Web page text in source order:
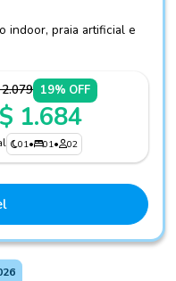
indoor, praia artificial e
19% OFF
1.684
01• 01• 02